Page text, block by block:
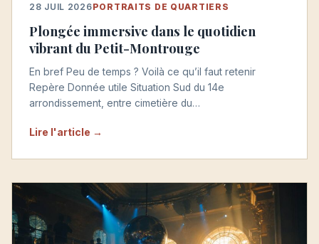
28 JUIL 2026PORTRAITS DE QUARTIERS
Plongée immersive dans le quotidien
vibrant du Petit-Montrouge
En bref Peu de temps ? Voilà ce qu’il faut retenir
Repère Donnée utile Situation Sud du 14e
arrondissement, entre cimetière du…
Lire l'article →